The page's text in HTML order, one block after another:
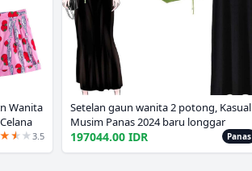
Wanita
Vintage
★★
★ ★ 3.5
Setelan gaun wanita 2 potong, Kasual
Musim Panas 2024 baru longgar
Hollow Out rajut Shirring atasan dan
gaun tanpa lengan pakaian wanita
197044.00 IDR Panas